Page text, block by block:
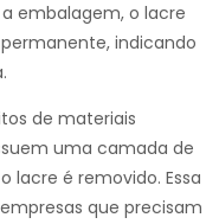
embalagem, o lacre
indicando
de materiais
uma camada de
lacre é removido. Essa
que precisam